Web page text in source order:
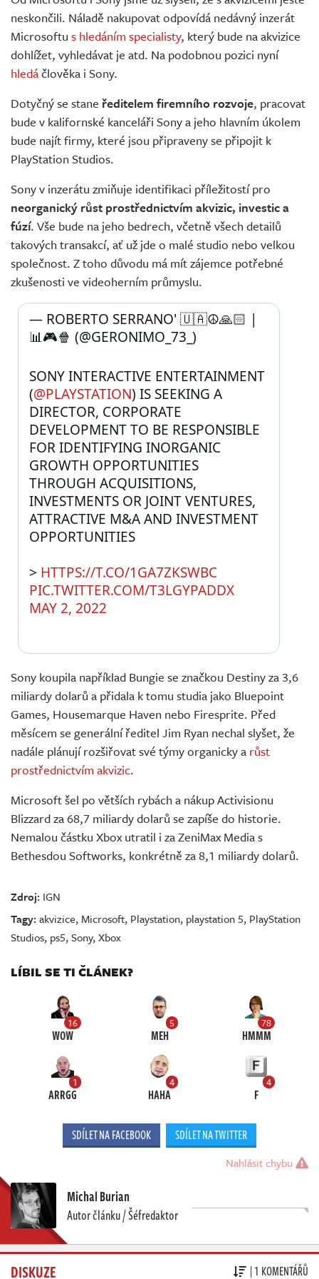
Živě
neskončili. Náladě nakupovat odpovídá nedávný inzerát
Microsoftu s hledáním specialisty, který bude na akvizice
dohlížet, vyhledávat je atd. Na podobnou pozici nyní
hledáčlověka i Sony.
Dotyčný se stane ředitelem firemního rozvoje, pracovat
bude v kalifornské kanceláři Sony a jeho hlavním úkolem
bude najít firmy, které jsou připraveny se připojit k
PlayStation Studios.
Sony v inzerátu zmiňuje identifikaci příležitostí pro
neorganický růst prostřednictvím akvizic, investic a
fúzí. Vše bude na jeho bedrech, včetně všech detailů
takových transakcí, ať už jde o malé studio nebo velkou
společnost. Z toho důvodu má mít zájemce potřebné
zkušenosti ve videoherním průmyslu.
SONY INTERACTIVE ENTERTAINMENT
(@PLAYSTATION) IS SEEKING A
DIRECTOR, CORPORATE
DEVELOPMENT TO BE RESPONSIBLE
FOR IDENTIFYING INORGANIC
GROWTH OPPORTUNITIES
THROUGH ACQUISITIONS,
INVESTMENTS OR JOINT VENTURES,
ATTRACTIVE M&A AND INVESTMENT
OPPORTUNITIES
> HTTPS://T.CO/1GA7ZKSWBC
PIC.TWITTER.COM/T3LGYPADDX
— ROBERTO SERRANO' 🇺🇦☮️🙏🏻 |
📊🎮🍿 (@GERONIMO_73_)
MAY 2, 2022
Sony koupila například Bungie se značkou Destiny za 3,6
miliardy dolarů a přidala k tomu studia jako Bluepoint
Games, Housemarque Haven nebo Firesprite. Před
měsícem se generální ředitel Jim Ryan nechal slyšet, že
nadále plánují rozšiřovat své týmy organicky a růst
prostřednictvím akvizic.
Microsoft šel po větších rybách a nákup Activisionu
Blizzard za 68,7 miliardy dolarů se zapíše do historie.
Nemalou částku Xbox utratil i za ZeniMax Media s
Bethesdou Softworks, konkrétně za 8,1 miliardy dolarů.
Zdroj: IGN
Tagy:akvizice, Microsoft, Playstation, playstation 5, PlayStation
Studios, ps5,Sony,Xbox
LÍBIL SE TI ČLÁNEK?
16
WOW
5
MEH
78
HMMM
1
ARRGG
4
HAHA
4
F
SDÍLET NA FACEBOOK SDÍLET NA TWITTER
Nahlásit chybu
Michal Burian
Autor článku / Šéfredaktor
DISKUZE | 1 KOMENTÁŘŮ